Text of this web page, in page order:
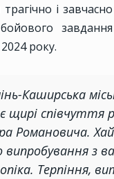
і
завдання
року.
Каширська
щирі співчуття
Романовича.
випробування з
Терпіння,